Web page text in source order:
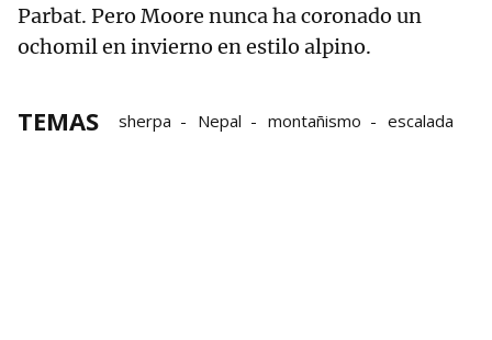
Parbat. Pero Moore nunca ha coronado un
ochomil en invierno en estilo alpino.
TEMAS sherpa Nepal montañismo escalada